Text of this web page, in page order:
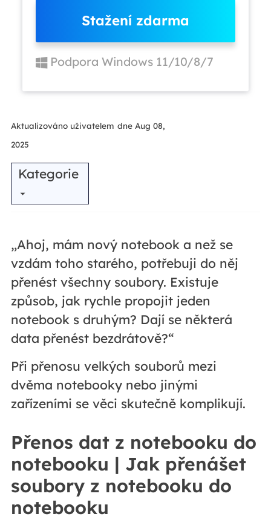
Stažení zdarma
Podpora Windows 11/10/8/7
Aktualizováno uživatelem dne Aug 08,
2025
Kategorie
„Ahoj, mám nový notebook a než se
vzdám toho starého, potřebuji do něj
přenést všechny soubory. Existuje
způsob, jak rychle propojit jeden
notebook s druhým? Dají se některá
data přenést bezdrátově?“
Při přenosu velkých souborů mezi
dvěma notebooky nebo jinými
zařízeními se věci skutečně komplikují.
Přenos dat z notebooku do
notebooku | Jak přenášet
soubory z notebooku do
notebooku